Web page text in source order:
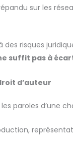
sur les
des risques
suffit pas à
d’auteur
les paroles d’une